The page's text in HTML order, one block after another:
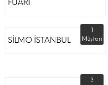
FUARI
SİLMO İSTANBUL
1
Müşteri
3